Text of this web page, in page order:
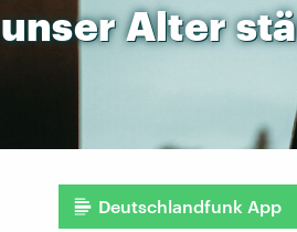
unserAlter
Deutschlandfunk App